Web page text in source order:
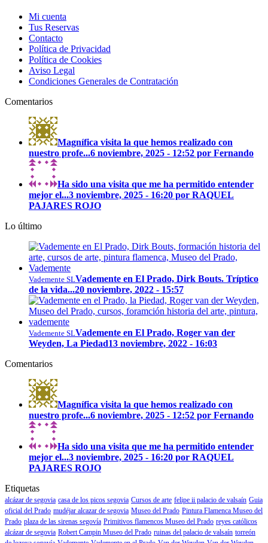
Mi cuenta
Tus Reservas
Contacto
Política de Privacidad
Política de Cookies
Aviso Legal
Condiciones Generales de Contratación
Comentarios
Magnífica visita la que hemos realizado con
nuestro profe...6 noviembre, 2025 - 12:52 por Fernando
Ha sido una visita que me ha permitido entender
mejor el...3 noviembre, 2025 - 16:20 por RAQUEL
PAJARES ROJO
Lo último
Vademente SLVademente en El Prado, Dirk Bouts. Tríptico
de la vida...20 noviembre, 2022 - 15:57
Vademente SLVademente en El Prado, Roger van der
Weyden, La Piedad13 noviembre, 2022 - 16:03
Comentarios
Magnífica visita la que hemos realizado con
nuestro profe...6 noviembre, 2025 - 12:52 por Fernando
Ha sido una visita que me ha permitido entender
mejor el...3 noviembre, 2025 - 16:20 por RAQUEL
PAJARES ROJO
Etiquetas
alcázar de segovia casa de los picos segovia Cursos de arte felipe ii palacio de valsaín Guia
oficial del Prado mudéjar alcazar de segovia Museo del Prado Pintura Flamenca Museo del
Prado plaza de las sirenas segovía Primitivos flamencos Museo del Prado reyes católicos
alcázar de segovia Robert Campin Museo del Prado ruinas del palacio de valsaín torreón